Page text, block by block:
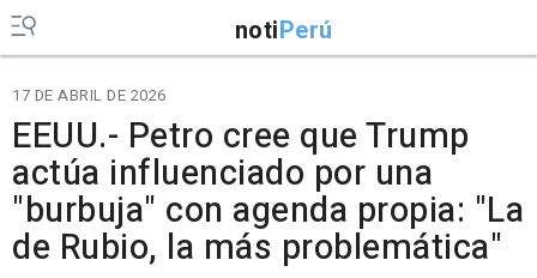
notiPerú
17 DE ABRIL DE 2026
EEUU.- Petro cree que Trump
actúa influenciado por una
"burbuja" con agenda propia: "La
de Rubio, la más problemática"